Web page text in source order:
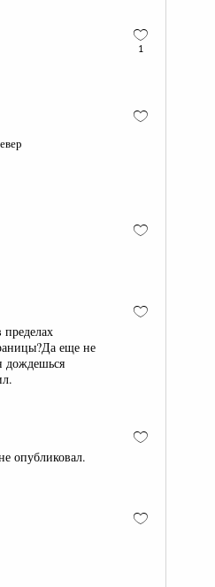
1
еще не
дождешься
опубликовал.